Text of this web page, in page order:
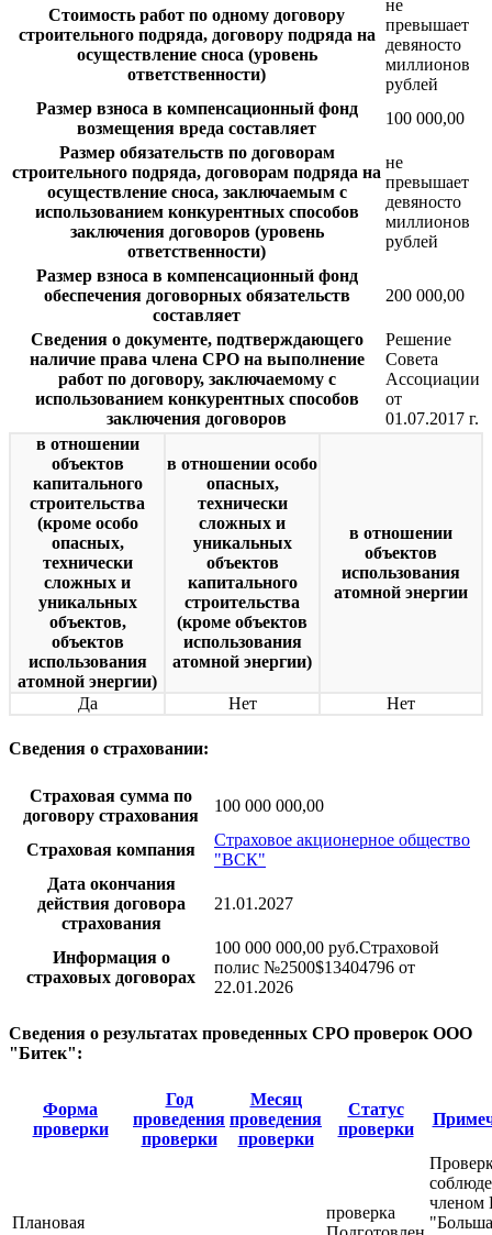
Стоимость работ по одному договору
строительного подряда, договору подряда на
осуществление сноса (уровень
ответственности)
не
превышает
девяносто
миллионов
рублей
Размер взноса в компенсационный фонд
возмещения вреда составляет
100 000,00
Размер обязательств по договорам
строительного подряда, договорам подряда на
осуществление сноса, заключаемым с
использованием конкурентных способов
заключения договоров (уровень
ответственности)
не
превышает
девяносто
миллионов
рублей
Размер взноса в компенсационный фонд
обеспечения договорных обязательств
составляет
200 000,00
Сведения о документе, подтверждающего
наличие права члена СРО на выполнение
работ по договору, заключаемому с
использованием конкурентных способов
заключения договоров
Решение
Совета
Ассоциации
от
01.07.2017 г.
в отношении
объектов
капитального
строительства
(кроме особо
опасных,
технически
сложных и
уникальных
объектов,
объектов
использования
атомной энергии)
в отношении особо
опасных,
технически
сложных и
уникальных
объектов
капитального
строительства
(кроме объектов
использования
атомной энергии)
в отношении
объектов
использования
атомной энергии
Да Нет Нет
Сведения о страховании:
Страховая сумма по
договору страхования
100 000 000,00
Страховая компания
Страховое акционерное общество
"ВСК"
Дата окончания
действия договора
страхования
21.01.2027
Информация о
страховых договорах
100 000 000,00 руб.Страховой
полис №2500$13404796 от
22.01.2026
Сведения о результатах проведенных СРО проверок ООО
"Битек":
Форма
проверки
Год
проведения
проверки
Месяц
проведения
проверки
Статус
проверки
Плановая
проверка